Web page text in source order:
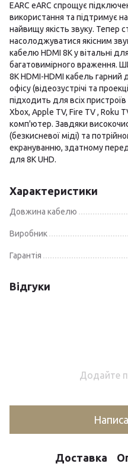
ЕARC eARC спрощує
використання та підтримує
найвищу якість звуку. Тепер
насолоджуватися якісним
кабелю HDMI 8K у вітальні
багатовимірного враження.
8K HDMI-HDMI кабель гарний
офісу (відеозустрічі та
підходить для всіх пристроїв
Xbox, Apple TV, Fire TV , Roku
комп'ютер. Завдяки
(безкисневої міді) та
екрануванню, здатному
для 8K UHD.
Характеристики
Довжина кабелю
Виробник
Гарантія
Відгуки
Додайте
Доставка